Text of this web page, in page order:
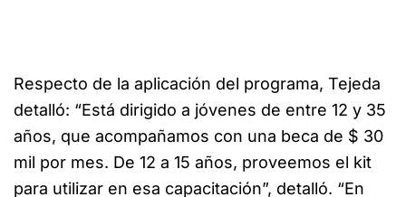
Respecto de la aplicación del programa, Tejeda
detalló: “Está dirigido a jóvenes de entre 12 y 35
años, que acompañamos con una beca de $ 30
mil por mes. De 12 a 15 años, proveemos el kit
para utilizar en esa capacitación”, detalló. “En